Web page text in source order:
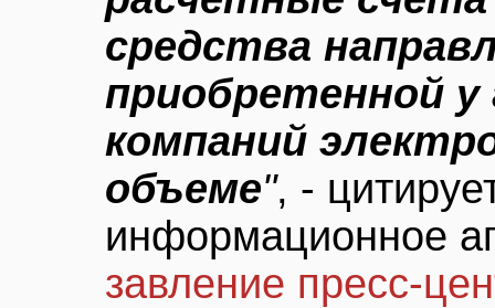
средства
приобретенной
компаний
объеме", -
информационное
завление пресс-